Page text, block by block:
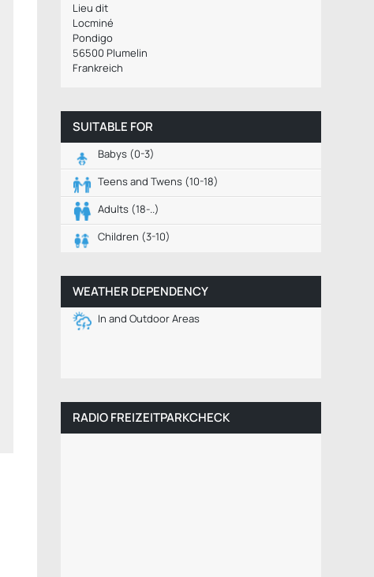
Lieu dit
Locminé
Pondigo
56500 Plumelin
Frankreich
SUITABLE FOR
Babys (0-3)
Teens and Twens (10-18)
Adults (18-..)
Children (3-10)
WEATHER DEPENDENCY
In and Outdoor Areas
RADIO FREIZEITPARKCHECK